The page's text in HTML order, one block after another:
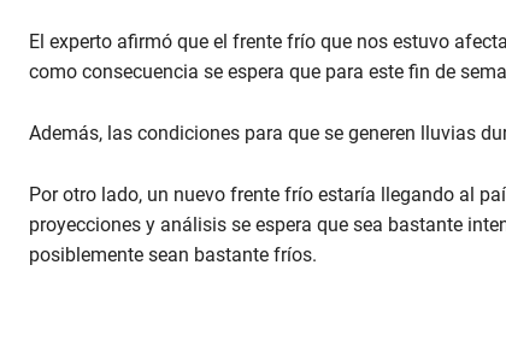
s
c
d
o
u
m
e
El experto afirmó que el frente frío que nos estuvo
como consecuencia se espera que para este fin de
Además, las condiciones para que se generen lluvias
Por otro lado, un nuevo frente frío estaría llegando al
proyecciones y análisis se espera que sea bastante
posiblemente sean bastante fríos.